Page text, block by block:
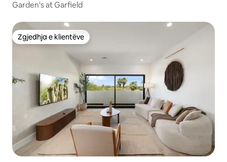
Garden's at Garfield
Zgjedhja e klientëve
Zgjedhja e klientëve